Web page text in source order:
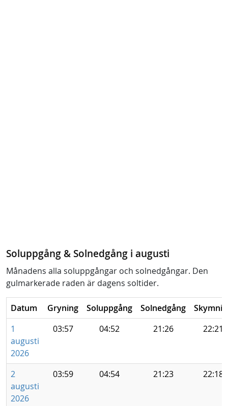
Soluppgång & Solnedgång i augusti
Månadens alla soluppgångar och solnedgångar. Den
gulmarkerade raden är dagens soltider.
Datum Gryning Soluppgång Solnedgång
1
augusti
2026
03:57 04:52 21:26 22:21
2
augusti
2026
03:59 04:54 21:23 22:18